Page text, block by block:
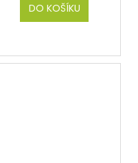
DO KOŠÍKU